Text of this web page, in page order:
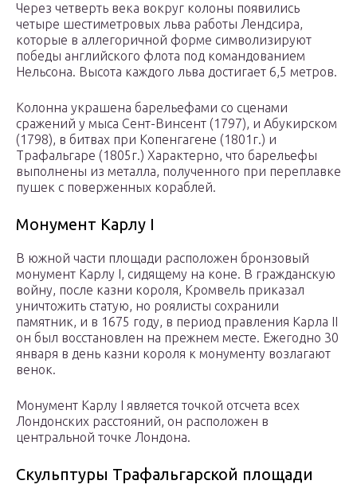
Через четверть века вокруг колоны появились
четыре шестиметровых льва работы Лендсира,
которые в аллегоричной форме символизируют
победы английского флота под командованием
Нельсона. Высота каждого льва достигает 6,5 метров.
Колонна украшена барельефами со сценами
сражений у мыса Сент-Винсент (1797), и Абукирском
(1798), в битвах при Копенгагене (1801г.) и
Трафальгаре (1805г.) Характерно, что барельефы
выполнены из металла, полученного при переплавке
пушек с поверженных кораблей.
Монумент Карлу I
В южной части площади расположен бронзовый
монумент Карлу I, сидящему на коне. В гражданскую
войну, после казни короля, Кромвель приказал
уничтожить статую, но роялисты сохранили
памятник, и в 1675 году, в период правления Карла II
он был восстановлен на прежнем месте. Ежегодно 30
января в день казни короля к монументу возлагают
венок.
Монумент Карлу I является точкой отсчета всех
Лондонских расстояний, он расположен в
центральной точке Лондона.
Скульптуры Трафальгарской площади